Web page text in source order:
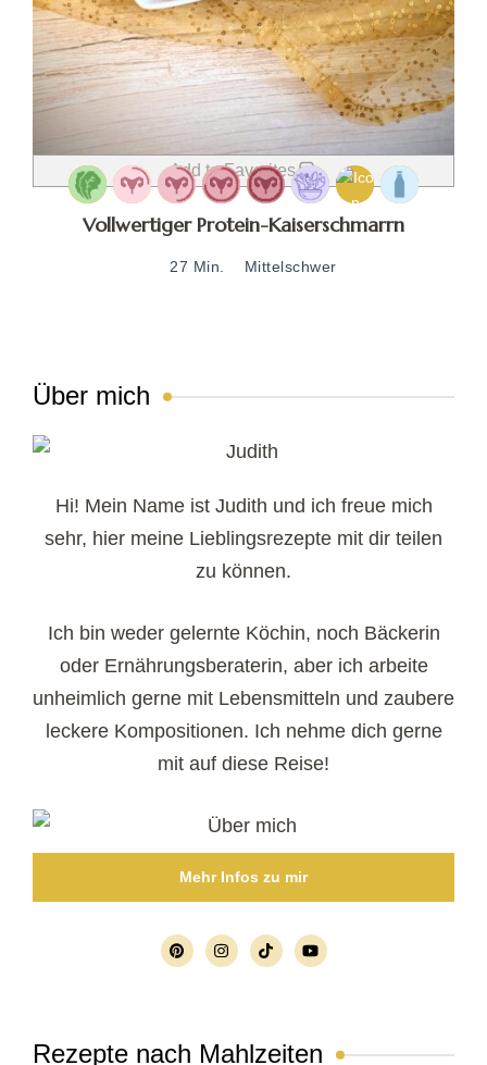
Add to Favorites
Vollwertiger Protein-Kaiserschmarrn
27 Min. Mittelschwer
Über mich
Hi! Mein Name ist Judith und ich freue mich
sehr, hier meine Lieblingsrezepte mit dir teilen
zu können.
Ich bin weder gelernte Köchin, noch Bäckerin
oder Ernährungsberaterin, aber ich arbeite
unheimlich gerne mit Lebensmitteln und zaubere
leckere Kompositionen. Ich nehme dich gerne
mit auf diese Reise!
Mehr Infos zu mir
Rezepte nach Mahlzeiten